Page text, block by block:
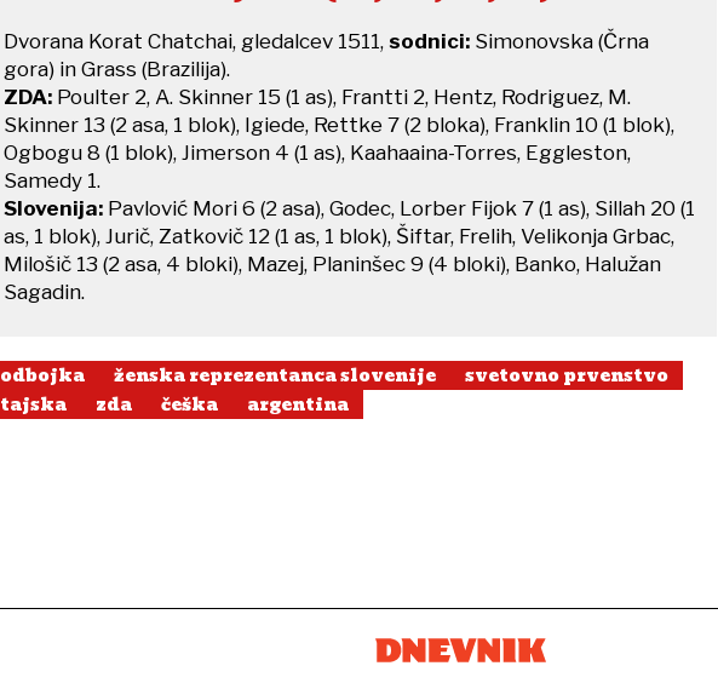
Dvorana Korat Chatchai, gledalcev 1511, sodnici: Simonovska (Črna
gora) in Grass (Brazilija).
ZDA: Poulter 2, A. Skinner 15 (1 as), Frantti 2, Hentz, Rodriguez, M.
Skinner 13 (2 asa, 1 blok), Igiede, Rettke 7 (2 bloka), Franklin 10 (1 blok),
Ogbogu 8 (1 blok), Jimerson 4 (1 as), Kaahaaina-Torres, Eggleston,
Samedy 1.
Slovenija: Pavlović Mori 6 (2 asa), Godec, Lorber Fijok 7 (1 as), Sillah 20 (1
as, 1 blok), Jurič, Zatkovič 12 (1 as, 1 blok), Šiftar, Frelih, Velikonja Grbac,
Milošič 13 (2 asa, 4 bloki), Mazej, Planinšec 9 (4 bloki), Banko, Halužan
Sagadin.
odbojka ženska reprezentanca slovenije
svetovno prvenstvo
tajska
zda češka argentina